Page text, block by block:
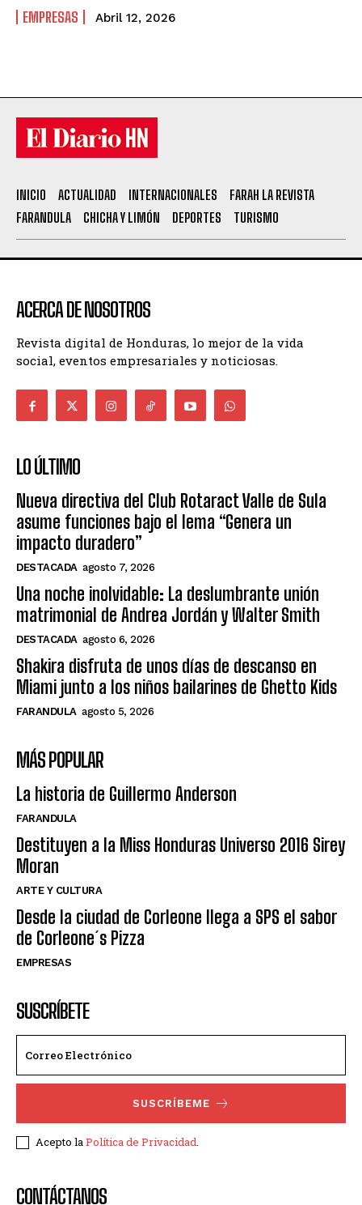
EMPRESAS Abril 12, 2026
INICIO ACTUALIDAD INTERNACIONALES
FARAH LA REVISTA
FARANDULA
CHICHA Y LIMÓN DEPORTES TURISMO
ACERCA DE NOSOTROS
Revista digital de Honduras, lo mejor de la vida
social, eventos empresariales y noticiosas.
LO ÚLTIMO
Nueva directiva del Club Rotaract Valle de Sula
asume funciones bajo el lema “Genera un
impacto duradero”
DESTACADA agosto 7, 2026
Una noche inolvidable: La deslumbrante unión
matrimonial de Andrea Jordán y Walter Smith
DESTACADA agosto 6, 2026
Shakira disfruta de unos días de descanso en
Miami junto a los niños bailarines de Ghetto Kids
FARANDULA agosto 5, 2026
MÁS POPULAR
La historia de Guillermo Anderson
FARANDULA
Destituyen a la Miss Honduras Universo 2016 Sirey
Moran
ARTE Y CULTURA
Desde la ciudad de Corleone llega a SPS el sabor
de Corleone´s Pizza
EMPRESAS
SUSCRÍBETE
SUSCRÍBEME
Acepto laPolítica de Privacidad.
CONTÁCTANOS